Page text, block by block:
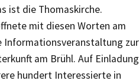
ist die Thomaskirche.
mit diesen Worten am
Informationsveranstaltung zur
am Brühl. Auf Einladung
hundert Interessierte in